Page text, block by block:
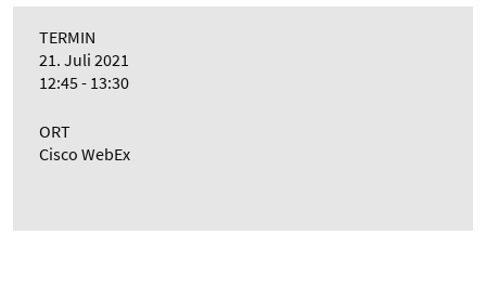
TERMIN
21. Juli 2021
12:45 - 13:30
ORT
Cisco WebEx